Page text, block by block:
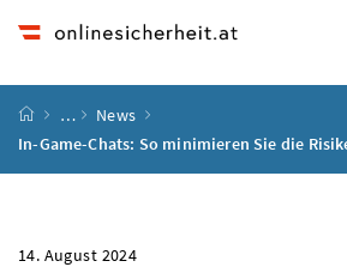
Startseite
…
News
In-Game-Chats: So minimieren Sie die
14. August 2024